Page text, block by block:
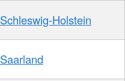
Schleswig-Holstein
Saarland